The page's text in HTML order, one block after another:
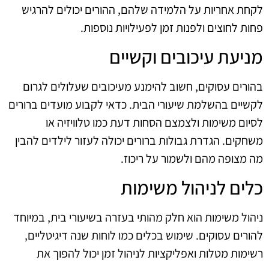
לקחת אחריות על הלמידה שלהם, ההורים יכולים להרגיש
פחות לחוצים ולפנות זמן לפעילויות נוספות.
מניעת עיכובים וקשיים
בהורים עסוקים, חשוב להימנע מעיכובים שעלולים לגרום
לקשיים בהשלמת שיעורי הבית. כדאי לקבוע מועדים ברורים
לסיום משימות ולצמצם הסחות דעת כמו טלוויזיה או
משחקים. הגדרת גבולות ברורים יכולה לעזור לילדים להבין
מה מצופה מהם ולשמור על ריכוז.
כלים לניהול משימות
ניהול משימות הוא חלק מהותי בעזרה בשיעורי בית, במיוחד
להורים עסוקים. שימוש בכלים כמו לוחות שנה דיגיטליים,
רשימות מטלות ואפליקציות לניהול זמן יכול להפוך את